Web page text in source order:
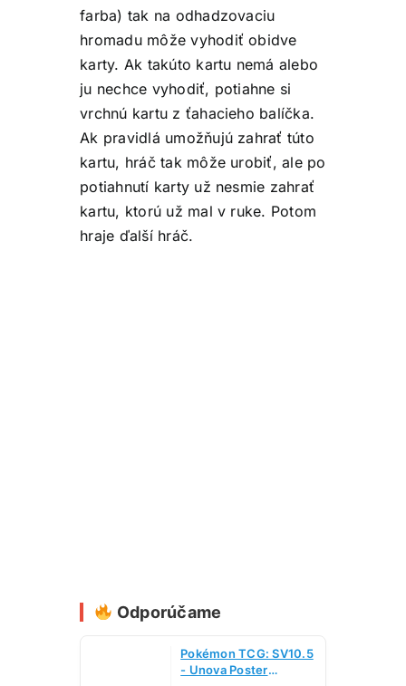
farba) tak na odhadzovaciu
hromadu môže vyhodiť obidve
karty. Ak takúto kartu nemá alebo
ju nechce vyhodiť, potiahne si
vrchnú kartu z ťahacieho balíčka.
Ak pravidlá umožňujú zahrať túto
kartu, hráč tak môže urobiť, ale po
potiahnutí karty už nesmie zahrať
kartu, ktorú už mal v ruke. Potom
hraje ďalší hráč.
Odporúčame
Pokémon TCG: SV10.5
- Unova Poster